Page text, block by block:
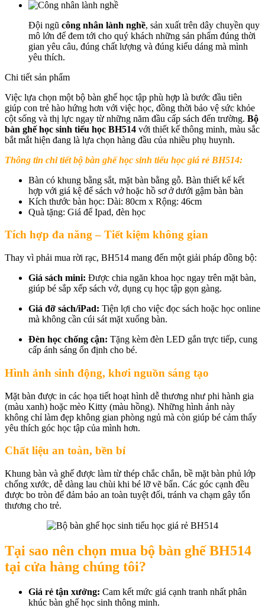
Đội ngũ công nhân lành nghề, sản xuất trên dây chuyền quy
mô lớn để đem tới cho quý khách những sản phẩm đúng thời
gian yêu câu, đúng chất lượng và đúng kiểu dáng mà mình
yêu thích.
Chi tiết sản phẩm
Việc lựa chọn một bộ bàn ghế học tập phù hợp là bước đầu tiên
giúp con trẻ hào hứng hơn với việc học, đồng thời bảo vệ sức khỏe
cột sống và thị lực ngay từ những năm đầu cấp sách đến trường. Bộ
bàn ghế học sinh tiểu học BH514 với thiết kế thông minh, màu sắc
bắt mắt hiện đang là lựa chọn hàng đầu của nhiều phụ huynh.
Thông tin chi tiết bộ bàn ghế học sinh tiểu học giá rẻ BH514:
Bàn có khung bằng sắt, mặt bàn bằng gỗ. Bàn thiết kế kết
hợp với giá kệ để sách vở hoặc hồ sơ ở dưới gậm bàn bàn
Kích thước bàn học: Dài: 80cm x Rộng: 46cm
Quà tặng: Giá để Ipad, đèn học
Tích hợp đa năng – Tiết kiệm không gian
Thay vì phải mua rời rạc, BH514 mang đến một giải pháp đồng bộ:
Giá sách mini: Được chia ngăn khoa học ngay trên mặt bàn,
giúp bé sắp xếp sách vở, dụng cụ học tập gọn gàng.
Giá đỡ sách/iPad: Tiện lợi cho việc đọc sách hoặc học online
mà không cần cúi sát mặt xuống bàn.
Đèn học chống cận: Tặng kèm đèn LED gắn trực tiếp, cung
cấp ánh sáng ổn định cho bé.
Hình ảnh sinh động, khơi nguồn sáng tạo
Mặt bàn được in các họa tiết hoạt hình dễ thương như phi hành gia
(màu xanh) hoặc mèo Kitty (màu hồng). Những hình ảnh này
không chỉ làm đẹp không gian phòng ngủ mà còn giúp bé cảm thấy
yêu thích góc học tập của mình hơn.
Chất liệu an toàn, bền bỉ
Khung bàn và ghế được làm từ thép chắc chắn, bề mặt bàn phủ lớp
chống xước, dễ dàng lau chùi khi bé lỡ vẽ bẩn. Các góc cạnh đều
được bo tròn để đảm bảo an toàn tuyệt đối, tránh va chạm gây tổn
thương cho trẻ.
Tại sao nên chọn mua bộ bàn ghế BH514
tại cửa hàng chúng tôi?
Giá rẻ tận xưởng: Cam kết mức giá cạnh tranh nhất phân
khúc bàn ghế học sinh thông minh.